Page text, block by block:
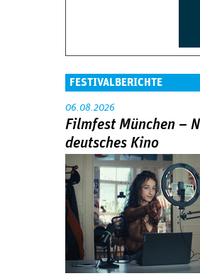
FESTIVALBERICHTE
06.08.2026
Filmfest München –
deutsches Kino